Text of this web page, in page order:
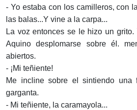
- Yo estaba con los camilleros, con
las balas...Y vine a la carpa...
La voz entonces se le hizo un
Aquino desplomarse sobre él.
abiertos.
- ¡Mi teñiente!
Me incline sobre el sintiendo una
garganta.
- Mi teñiente, la caramayola...